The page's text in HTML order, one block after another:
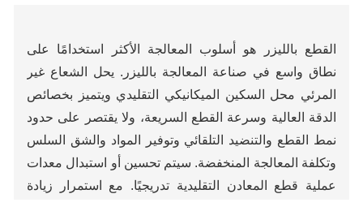
القطع بالليزر هو أسلوب المعالجة الأكثر استخدامًا على
نطاق واسع في صناعة المعالجة بالليزر. يحل الشعاع غير
المرئي محل السكين الميكانيكي التقليدي ويتميز بخصائص
الدقة العالية وسرعة القطع السريعة، ولا يقتصر على حدود
نمط القطع والتنضيد التلقائي وتوفير المواد والشق السلس
وتكلفة المعالجة المنخفضة. سيتم تحسين أو استبدال معدات
عملية قطع المعادن التقليدية تدريجيًا. مع استمرار زيادة